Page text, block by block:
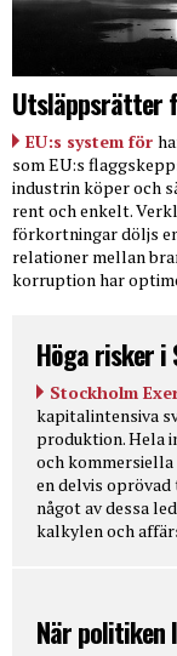
Utsläppsrätter
EU:s system för
som EU:s
industrin köper och
rent och enkelt.
förkortningar döljs
relationer mellan
korruption har
Höga risker
Stockholm
kapitalintensiva
produktion. Hela
och
en delvis
något av dessa
kalkylen och
När politiken